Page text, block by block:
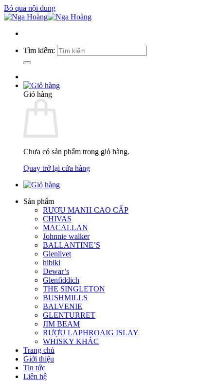
Bỏ qua nội dung
Tìm kiếm:
Giỏ hàng
Chưa có sản phẩm trong giỏ hàng.
Quay trở lại cửa hàng
Sản phẩm
RƯỢU MẠNH CAO CẤP
CHIVAS
MACALLAN
Johnnie walker
BALLANTINE’S
Glenlivet
hibiki
Dewar’s
Glenfiddich
THE SINGLETON
BUSHMILLS
BALVENIE
GLENTURRET
JIM BEAM
RƯỢU LAPHROAIG ISLAY
WHISKY KHÁC
Trang chủ
Giới thiệu
Tin tức
Liên hệ